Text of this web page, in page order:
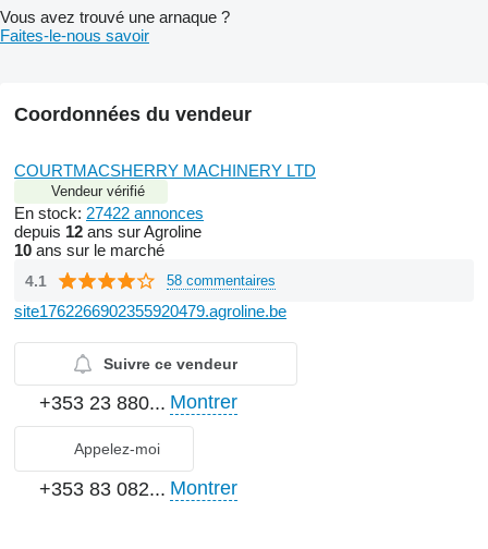
Vous avez trouvé une arnaque ?
Faites-le-nous savoir
Coordonnées du vendeur
COURTMACSHERRY MACHINERY LTD
Vendeur vérifié
En stock: 27422 annonces
depuis 12 ans sur Agroline
10 ans sur le marché
4.1 58 commentaires
site1762266902355920479.agroline.be
Suivre ce vendeur
+353 23 880... Montrer
Appelez-moi
+353 83 082... Montrer